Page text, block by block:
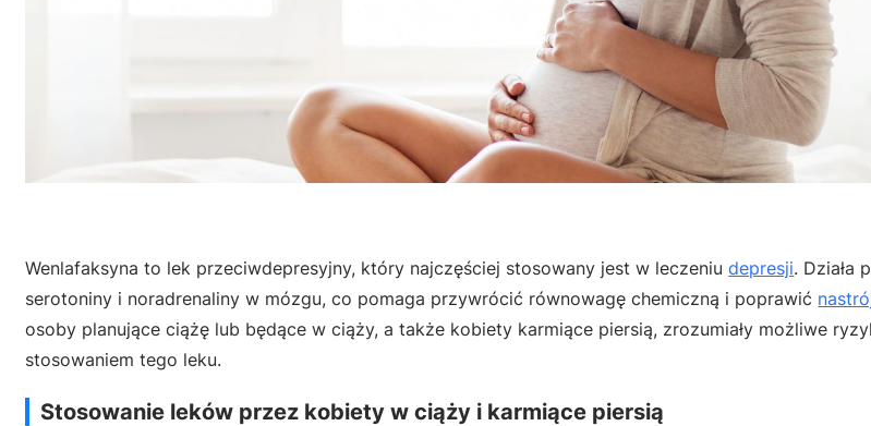
Wenlafaksyna to lek przeciwdepresyjny, który najczęściej stosowany jest w leczeniudepresji. Działa
serotoniny i noradrenaliny w mózgu, co pomaga przywrócić równowagę chemiczną i poprawić
osoby planujące ciążę lub będące w ciąży, a także kobiety karmiące piersią, zrozumiały możliwe
stosowaniem tego leku.
Stosowanie leków przez kobiety w ciąży i karmiące piersią